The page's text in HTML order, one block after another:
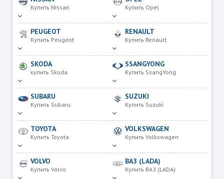
Купить Nissan Купить Opel
PEUGEOT
Купить Peugeot
RENAULT
Купить Renault
SKODA
купить Skoda
SSANGYONG
Купить SsangYong
SUBARU
Купить Subaru
SUZUKI
Купить Suzuki
TOYOTA
Купить Toyota
VOLKSWAGEN
Купить Volkswagen
VOLVO
Купить Volvo
ВАЗ (LADA)
Купить ВАЗ (LADA)